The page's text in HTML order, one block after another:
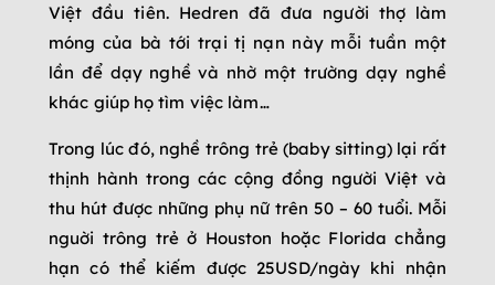
Việt đầu tiên. Hedren đã đưa người thợ làm
móng của bà tới trại tị nạn này mỗi tuần một
lần để dạy nghề và nhờ một trường dạy nghề
khác giúp họ tìm việc làm…
Trong lúc đó, nghề trông trẻ (baby sitting) lại rất
thịnh hành trong các cộng đồng người Việt và
thu hút được những phụ nữ trên 50 – 60 tuổi. Mỗi
nguời trông trẻ ở Houston hoặc Florida chẳng
hạn có thể kiếm được 25USD/ngày khi nhận